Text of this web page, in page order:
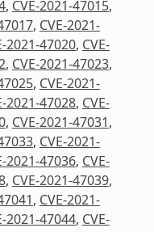
, CVE-2021-47015,
, CVE-2021-
2021-47020, CVE-
, CVE-2021-47023,
, CVE-2021-
2021-47028, CVE-
, CVE-2021-47031,
, CVE-2021-
2021-47036, CVE-
, CVE-2021-47039,
, CVE-2021-
2021-47044, CVE-